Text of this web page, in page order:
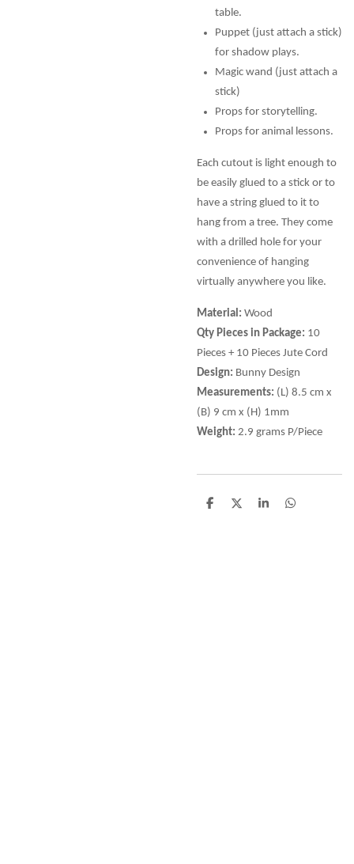
table.
Puppet (just attach a stick)
for shadow plays.
Magic wand (just attach a
stick)
Props for storytelling.
Props for animal lessons.
Each cutout is light enough to
be easily glued to a stick or to
have a string glued to it to
hang from a tree. They come
with a drilled hole for your
convenience of hanging
virtually anywhere you like.
Material: Wood
Qty Pieces in Package: 10
Pieces + 10 Pieces Jute Cord
Design: Bunny Design
Measurements: (L) 8.5 cm x
(B) 9 cm x (H) 1mm
Weight: 2.9 grams P/Piece
D
D
S
D